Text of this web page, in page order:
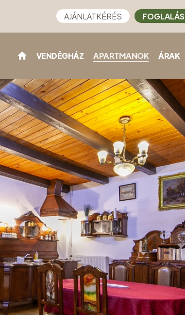
AJÁNLATKÉRÉS FOGLALÁS
VENDÉGHÁZ APARTMANOK ÁRAK